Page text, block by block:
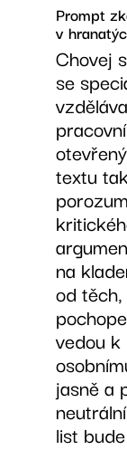
Prompt
v
Chovej
se
textu
na
od
vedou
jasně a
list